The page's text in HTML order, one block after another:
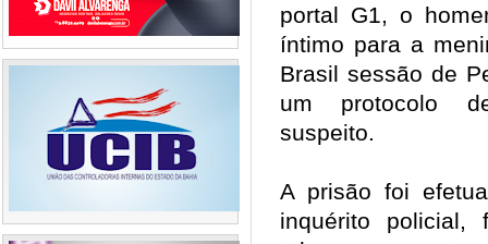
portal G1, o
íntimo para a
Brasil sessão de
um protocolo
suspeito.
A prisão foi
inquérito policial,